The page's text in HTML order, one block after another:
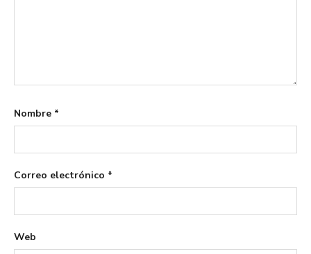
Nombre *
Correo electrónico *
Web